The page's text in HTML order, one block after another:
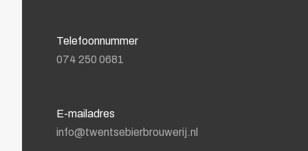
Telefoonnummer
074 250 0681
E-mailadres
info@twentsebierbrouwerij.nl